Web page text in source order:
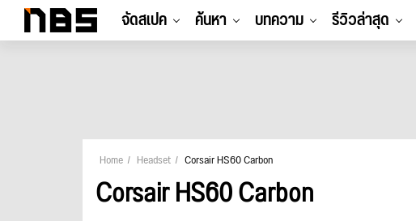
จัดสเปค ค้นหา บทความ รีวิวล่าสุด
Home Headset Corsair HS60 Carbon
Corsair HS60 Carbon